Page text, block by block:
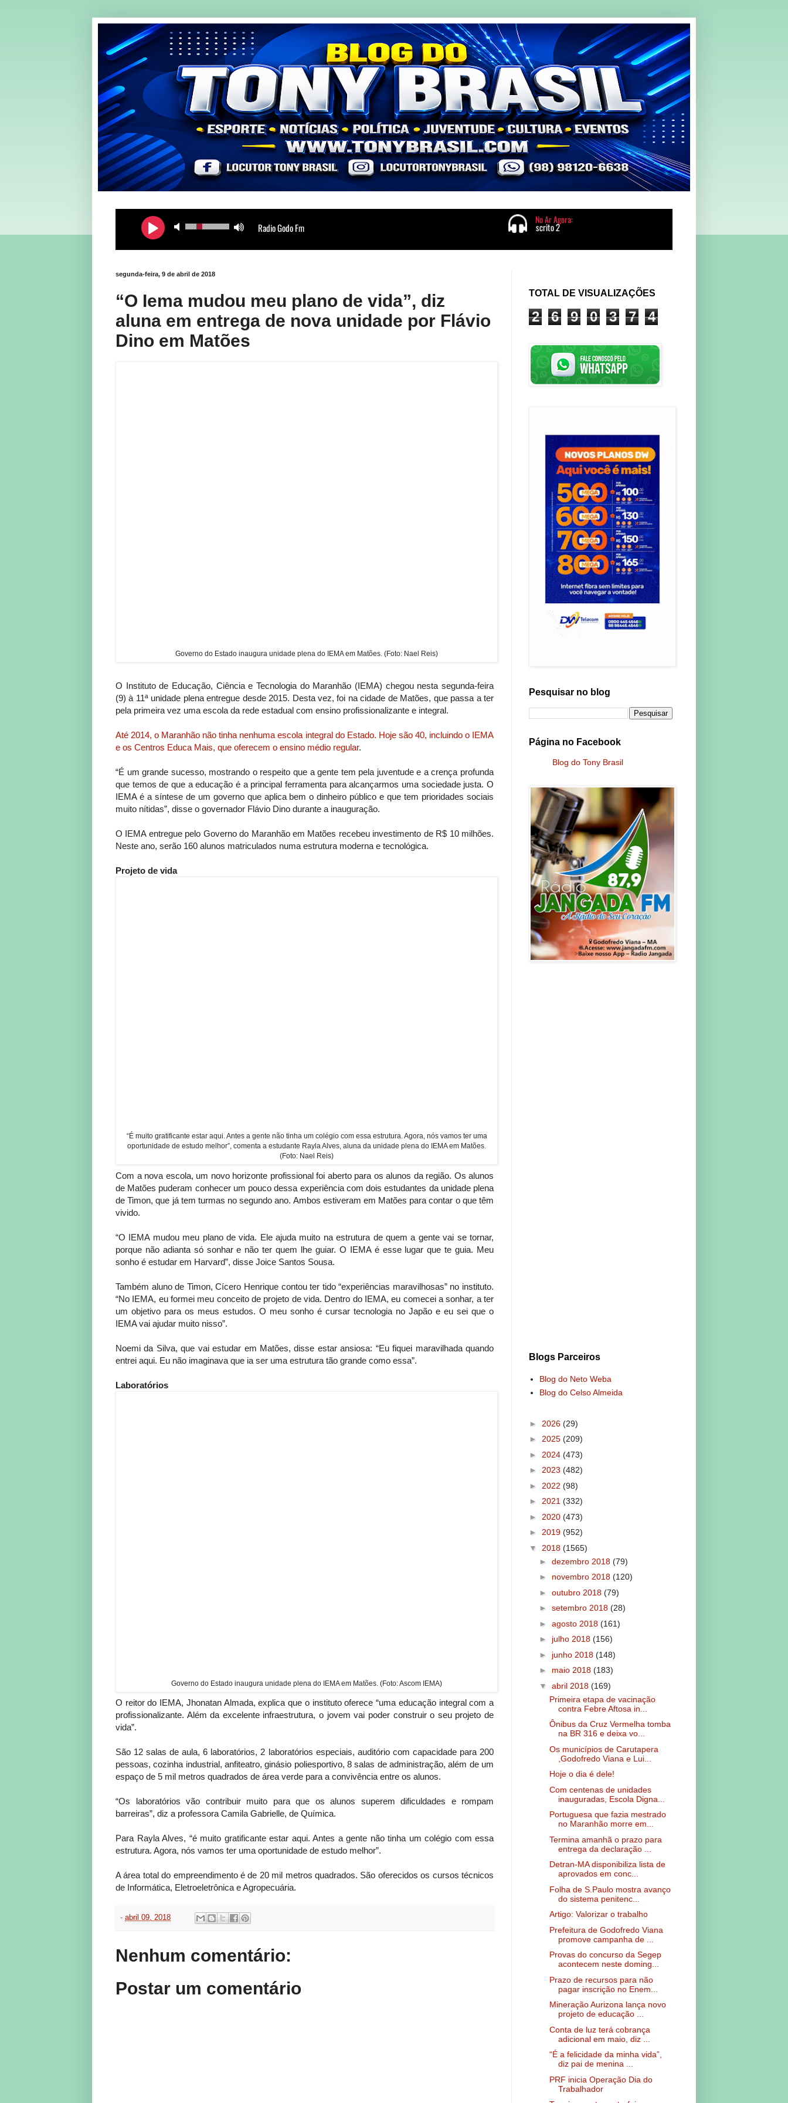
segunda-feira, 9 de abril de 2018
“O Iema mudou meu plano de vida”, diz
aluna em entrega de nova unidade por Flávio
Dino em Matões
Governo do Estado inaugura unidade plena do IEMA em Matões. (Foto: Nael Reis)
O Instituto de Educação, Ciência e Tecnologia do Maranhão (IEMA) chegou nesta segunda-feira
(9) à 11ª unidade plena entregue desde 2015. Desta vez, foi na cidade de Matões, que passa a ter
pela primeira vez uma escola da rede estadual com ensino profissionalizante e integral.
Até 2014, o Maranhão não tinha nenhuma escola integral do Estado. Hoje são 40, incluindo o IEMA
e os Centros Educa Mais, que oferecem o ensino médio regular.
“É um grande sucesso, mostrando o respeito que a gente tem pela juventude e a crença profunda
que temos de que a educação é a principal ferramenta para alcançarmos uma sociedade justa. O
IEMA é a síntese de um governo que aplica bem o dinheiro público e que tem prioridades sociais
muito nítidas”, disse o governador Flávio Dino durante a inauguração.
O IEMA entregue pelo Governo do Maranhão em Matões recebeu investimento de R$ 10 milhões.
Neste ano, serão 160 alunos matriculados numa estrutura moderna e tecnológica.
Projeto de vida
“É muito gratificante estar aqui. Antes a gente não tinha um colégio com essa estrutura. Agora, nós vamos ter uma
oportunidade de estudo melhor”, comenta a estudante Rayla Alves, aluna da unidade plena do IEMA em Matões.
(Foto: Nael Reis)
Com a nova escola, um novo horizonte profissional foi aberto para os alunos da região. Os alunos
de Matões puderam conhecer um pouco dessa experiência com dois estudantes da unidade plena
de Timon, que já tem turmas no segundo ano. Ambos estiveram em Matões para contar o que têm
vivido.
“O IEMA mudou meu plano de vida. Ele ajuda muito na estrutura de quem a gente vai se tornar,
porque não adianta só sonhar e não ter quem lhe guiar. O IEMA é esse lugar que te guia. Meu
sonho é estudar em Harvard”, disse Joice Santos Sousa.
Também aluno de Timon, Cícero Henrique contou ter tido “experiências maravilhosas” no instituto.
“No IEMA, eu formei meu conceito de projeto de vida. Dentro do IEMA, eu comecei a sonhar, a ter
um objetivo para os meus estudos. O meu sonho é cursar tecnologia no Japão e eu sei que o
IEMA vai ajudar muito nisso”.
Noemi da Silva, que vai estudar em Matões, disse estar ansiosa: “Eu fiquei maravilhada quando
entrei aqui. Eu não imaginava que ia ser uma estrutura tão grande como essa”.
Laboratórios
Governo do Estado inaugura unidade plena do IEMA em Matões. (Foto: Ascom IEMA)
O reitor do IEMA, Jhonatan Almada, explica que o instituto oferece “uma educação integral com a
profissionalizante. Além da excelente infraestrutura, o jovem vai poder construir o seu projeto de
vida”.
São 12 salas de aula, 6 laboratórios, 2 laboratórios especiais, auditório com capacidade para 200
pessoas, cozinha industrial, anfiteatro, ginásio poliesportivo, 8 salas de administração, além de um
espaço de 5 mil metros quadrados de área verde para a convivência entre os alunos.
“Os laboratórios vão contribuir muito para que os alunos superem dificuldades e rompam
barreiras”, diz a professora Camila Gabrielle, de Química.
Para Rayla Alves, “é muito gratificante estar aqui. Antes a gente não tinha um colégio com essa
estrutura. Agora, nós vamos ter uma oportunidade de estudo melhor”.
A área total do empreendimento é de 20 mil metros quadrados. São oferecidos os cursos técnicos
de Informática, Eletroeletrônica e Agropecuária.
- abril 09, 2018
Nenhum comentário:
Postar um comentário
TOTAL DE VISUALIZAÇÕES
2 6 9 0 3 7 4
Pesquisar no blog
Página no Facebook
Blog do Tony Brasil
Blogs Parceiros
Blog do Neto Weba
Blog do Celso Almeida
► 2026 (29)
► 2025 (209)
► 2024 (473)
► 2023 (482)
► 2022 (98)
► 2021 (332)
► 2020 (473)
► 2019 (952)
▼ 2018 (1565)
► dezembro 2018 (79)
► novembro 2018 (120)
► outubro 2018 (79)
► setembro 2018 (28)
► agosto 2018 (161)
► julho 2018 (156)
► junho 2018 (148)
► maio 2018 (183)
▼ abril 2018 (169)
Primeira etapa de vacinação
contra Febre Aftosa in...
Ônibus da Cruz Vermelha tomba
na BR 316 e deixa vo...
Os municípios de Carutapera
,Godofredo Viana e Lui...
Hoje o dia é dele!
Com centenas de unidades
inauguradas, Escola Digna...
Portuguesa que fazia mestrado
no Maranhão morre em...
Termina amanhã o prazo para
entrega da declaração ...
Detran-MA disponibiliza lista de
aprovados em conc...
Folha de S.Paulo mostra avanço
do sistema penitenc...
Artigo: Valorizar o trabalho
Prefeitura de Godofredo Viana
promove campanha de ...
Provas do concurso da Segep
acontecem neste doming...
Prazo de recursos para não
pagar inscrição no Enem...
Mineração Aurizona lança novo
projeto de educação ...
Conta de luz terá cobrança
adicional em maio, diz ...
“É a felicidade da minha vida”,
diz pai de menina ...
PRF inicia Operação Dia do
Trabalhador